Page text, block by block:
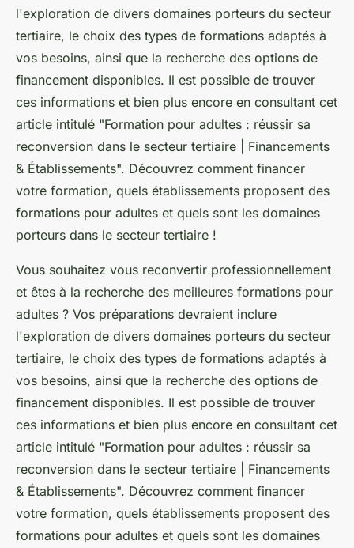
l'exploration de divers domaines porteurs du secteur
tertiaire, le choix des types de formations adaptés à
vos besoins, ainsi que la recherche des options de
financement disponibles. Il est possible de trouver
ces informations et bien plus encore en consultant cet
article intitulé "Formation pour adultes : réussir sa
reconversion dans le secteur tertiaire | Financements
& Établissements". Découvrez comment financer
votre formation, quels établissements proposent des
formations pour adultes et quels sont les domaines
porteurs dans le secteur tertiaire !
Vous souhaitez vous reconvertir professionnellement
et êtes à la recherche des meilleures formations pour
adultes ? Vos préparations devraient inclure
l'exploration de divers domaines porteurs du secteur
tertiaire, le choix des types de formations adaptés à
vos besoins, ainsi que la recherche des options de
financement disponibles. Il est possible de trouver
ces informations et bien plus encore en consultant cet
article intitulé "Formation pour adultes : réussir sa
reconversion dans le secteur tertiaire | Financements
& Établissements". Découvrez comment financer
votre formation, quels établissements proposent des
formations pour adultes et quels sont les domaines